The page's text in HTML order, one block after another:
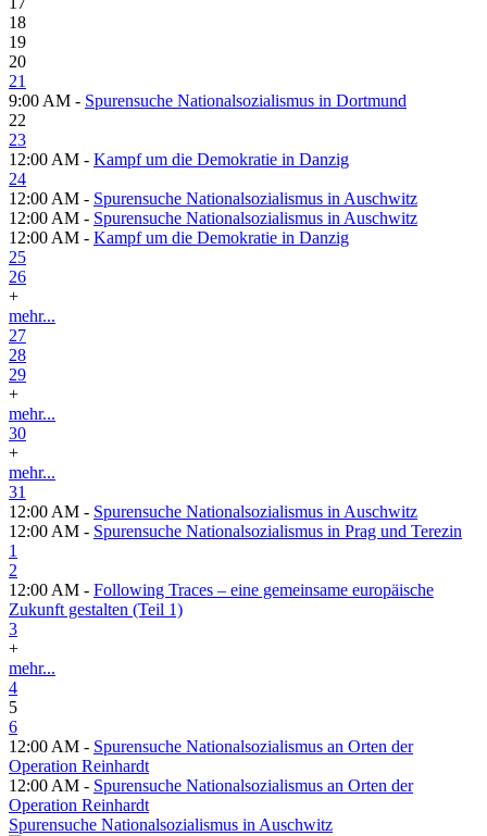
18
19
20
21
9:00 AM - Spurensuche Nationalsozialismus in Dortmund
22
23
12:00 AM - Kampf um die Demokratie in Danzig
24
12:00 AM - Spurensuche Nationalsozialismus in Auschwitz
12:00 AM - Spurensuche Nationalsozialismus in Auschwitz
12:00 AM - Kampf um die Demokratie in Danzig
25
26
+
mehr...
27
28
29
+
mehr...
30
+
mehr...
31
12:00 AM - Spurensuche Nationalsozialismus in Auschwitz
12:00 AM - Spurensuche Nationalsozialismus in Prag und Terezin
1
2
12:00 AM - Following Traces – eine gemeinsame europäische
Zukunft gestalten (Teil 1)
3
+
mehr...
4
5
6
12:00 AM - Spurensuche Nationalsozialismus an Orten der
Operation Reinhardt
12:00 AM - Spurensuche Nationalsozialismus an Orten der
Operation Reinhardt
Spurensuche Nationalsozialismus in Auschwitz